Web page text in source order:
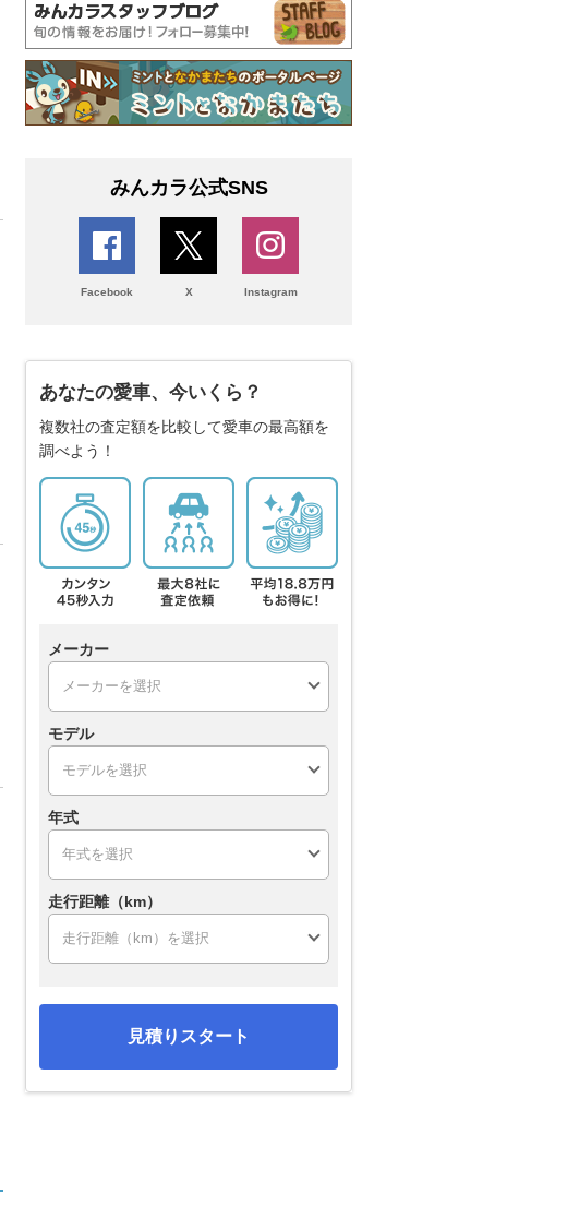
みんカラ公式SNS
Facebook X Instagram
あなたの愛車、今いくら？
複数社の査定額を比較して愛車の最高額を
調べよう！
メーカー
モデル
年式
走行距離（km）
見積りスタート